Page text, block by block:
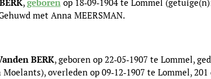
,geborenop 18‑09‑1904 te Lommel
met Anna MEERSMAN.
BERK, geboren op 22‑05‑1907 te Lommel,
overleden op 09‑12‑1907 te Lommel, 201